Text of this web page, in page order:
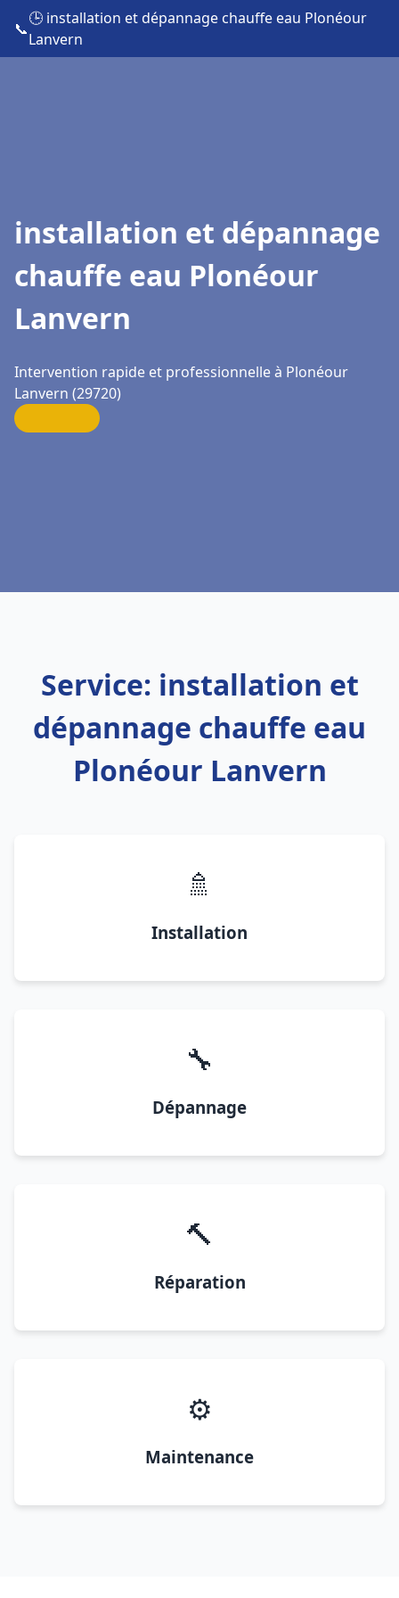
📞
🕒 installation et dépannage chauffe eau Plonéour
Lanvern
installation et dépannage
chauffe eau Plonéour
Lanvern
Intervention rapide et professionnelle à Plonéour
Lanvern (29720)
Service: installation et
dépannage chauffe eau
Plonéour Lanvern
🚿
Installation
🔧
Dépannage
🔨
Réparation
⚙️
Maintenance